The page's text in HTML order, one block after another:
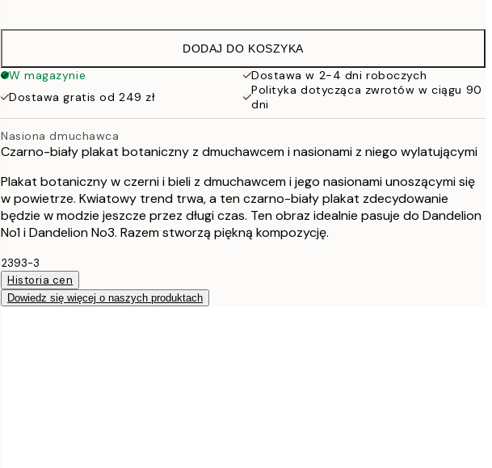
53,95 zł
86 zł
40x50 cm 54 zł
50x70 cm
152 zł
DODAJ DO KOSZYKA
W magazynie
Dostawa w 2-4 dni roboczych
Dostawa gratis od 249 zł
Polityka dotycząca zwrotów w ciągu 90
dni
Nasiona dmuchawca
Czarno-biały plakat botaniczny z dmuchawcem i nasionami z niego wylatującymi
Plakat botaniczny w czerni i bieli z dmuchawcem i jego nasionami unoszącymi się
w powietrze. Kwiatowy trend trwa, a ten czarno-biały plakat zdecydowanie
będzie w modzie jeszcze przez długi czas. Ten obraz idealnie pasuje do Dandelion
No1 i Dandelion No3. Razem stworzą piękną kompozycję.
2393-3
Historia cen
Dowiedz się więcej o naszych produktach